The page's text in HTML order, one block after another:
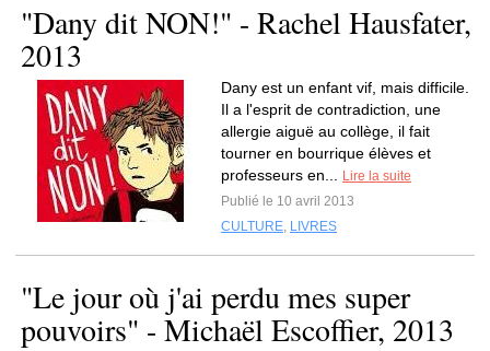
"Dany dit NON!" - Rachel Hausfater,
2013
Dany est un enfant vif, mais difficile.
Il a l'esprit de contradiction, une
allergie aiguë au collège, il fait
tourner en bourrique élèves et
professeurs en...
Lire la suite
Publié le 10 avril 2013
CULTURE, LIVRES
"Le jour où j'ai perdu mes super
pouvoirs" - Michaël Escoffier, 2013